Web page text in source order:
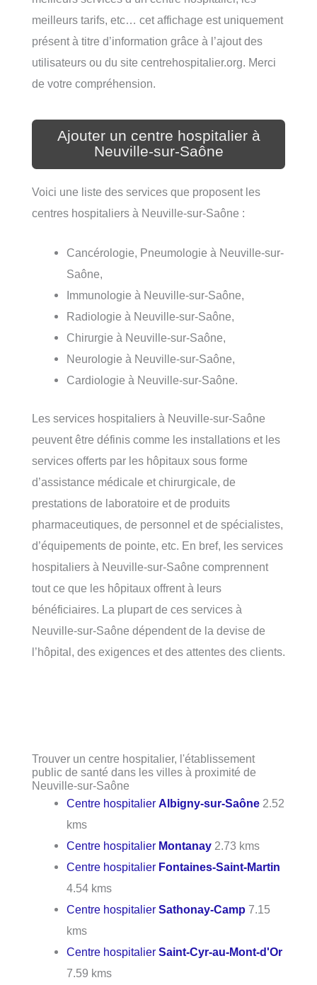
meilleurs tarifs, etc… cet affichage est uniquement
présent à titre d’information grâce à l’ajout des
utilisateurs ou du site centrehospitalier.org. Merci
de votre compréhension.
Ajouter un centre hospitalier à
Neuville-sur-Saône
Voici une liste des services que proposent les
centres hospitaliers à Neuville-sur-Saône :
Cancérologie, Pneumologie à Neuville-sur-
Saône,
Immunologie à Neuville-sur-Saône,
Radiologie à Neuville-sur-Saône,
Chirurgie à Neuville-sur-Saône,
Neurologie à Neuville-sur-Saône,
Cardiologie à Neuville-sur-Saône.
Les services hospitaliers à Neuville-sur-Saône
peuvent être définis comme les installations et les
services offerts par les hôpitaux sous forme
d’assistance médicale et chirurgicale, de
prestations de laboratoire et de produits
pharmaceutiques, de personnel et de spécialistes,
d’équipements de pointe, etc. En bref, les services
hospitaliers à Neuville-sur-Saône comprennent
tout ce que les hôpitaux offrent à leurs
bénéficiaires. La plupart de ces services à
Neuville-sur-Saône dépendent de la devise de
l’hôpital, des exigences et des attentes des clients.
Trouver un centre hospitalier, l'établissement
public de santé dans les villes à proximité de
Neuville-sur-Saône
Centre hospitalierAlbigny-sur-Saône 2.52
kms
Centre hospitalier Montanay 2.73 kms
Centre hospitalier Fontaines-Saint-Martin
4.54 kms
Centre hospitalierSathonay-Camp 7.15
kms
Centre hospitalierSaint-Cyr-au-Mont-d'Or
7.59 kms